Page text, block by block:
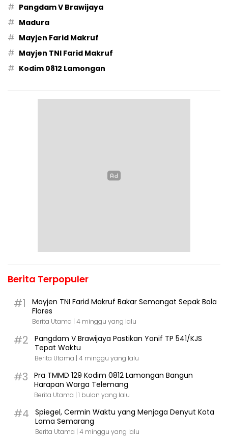
# Pangdam V Brawijaya
# Madura
# Mayjen Farid Makruf
# Mayjen TNI Farid Makruf
# Kodim 0812 Lamongan
Berita Terpopuler
#1
Mayjen TNI Farid Makruf Bakar Semangat Sepak Bola
Flores
Berita Utama | 4 minggu yang lalu
#2
Pangdam V Brawijaya Pastikan Yonif TP 541/KJS
Tepat Waktu
Berita Utama | 4 minggu yang lalu
#3
Pra TMMD 129 Kodim 0812 Lamongan Bangun
Harapan Warga Telemang
Berita Utama | 1 bulan yang lalu
#4
Spiegel, Cermin Waktu yang Menjaga Denyut Kota
Lama Semarang
Berita Utama | 4 minggu yang lalu